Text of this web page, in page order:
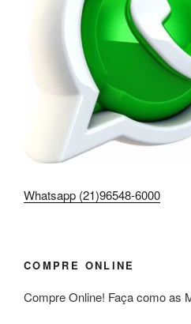
Whatsapp (21)96548-6000
COMPRE ONLINE
Compre Online! Faça como as